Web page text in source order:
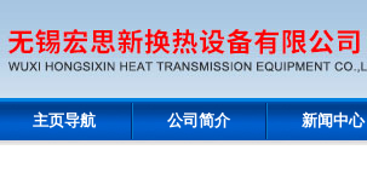
主页导航 公司简介 新闻中心